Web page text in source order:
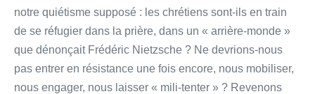
notre quiétisme supposé : les chrétiens sont-ils en train
de se réfugier dans la prière, dans un « arrière-monde »
que dénonçait Frédéric Nietzsche ? Ne devrions-nous
pas entrer en résistance une fois encore, nous mobiliser,
nous engager, nous laisser « mili-tenter » ? Revenons